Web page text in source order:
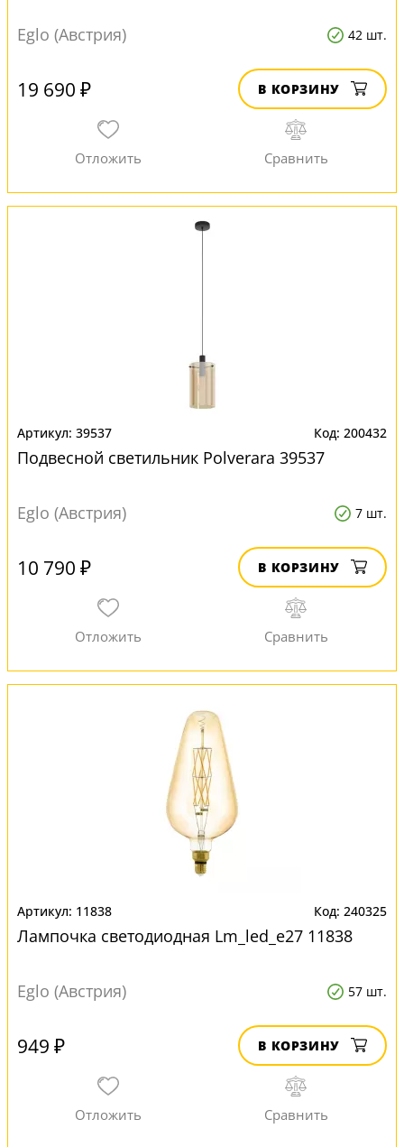
Eglo (Австрия) 42 шт.
19 690 ₽ В КОРЗИНУ
39537 200432
Подвесной светильник Polverara 39537
Eglo (Австрия) 7 шт.
10 790 ₽ В КОРЗИНУ
11838 240325
Лампочка светодиодная Lm_led_e27 11838
Eglo (Австрия) 57 шт.
949 ₽ В КОРЗИНУ